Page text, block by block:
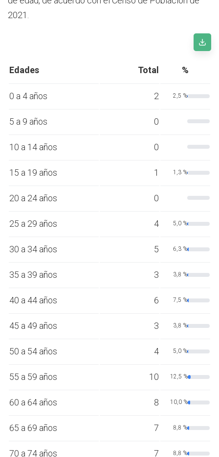
2021.
Edades Total %
0 a 4 años 2 2,5 %
5 a 9 años 0
10 a 14 años 0
15 a 19 años 1 1,3 %
20 a 24 años 0
25 a 29 años 4 5,0 %
30 a 34 años 5 6,3 %
35 a 39 años 3 3,8 %
40 a 44 años 6 7,5 %
45 a 49 años 3 3,8 %
50 a 54 años 4 5,0 %
55 a 59 años 10 12,5 %
60 a 64 años 8 10,0 %
65 a 69 años 7 8,8 %
70 a 74 años 7 8,8 %